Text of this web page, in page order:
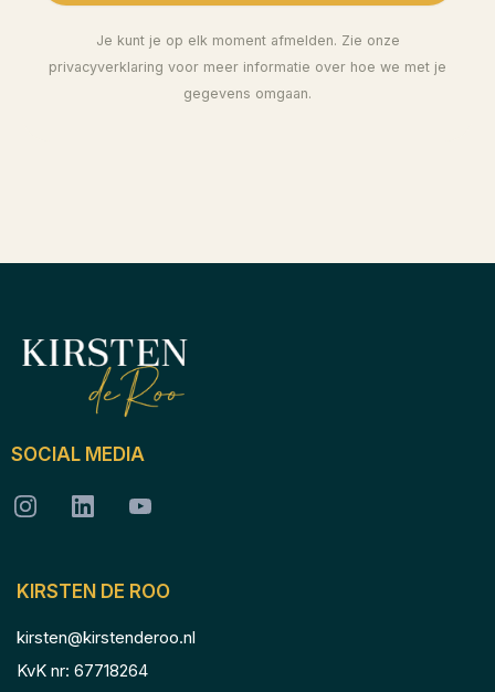
Je kunt je op elk moment afmelden. Zie onze
privacyverklaring voor meer informatie over hoe we met je
gegevens omgaan.
SOCIAL MEDIA
KIRSTEN DE ROO
kirsten@kirstenderoo.nl
KvK nr: 67718264